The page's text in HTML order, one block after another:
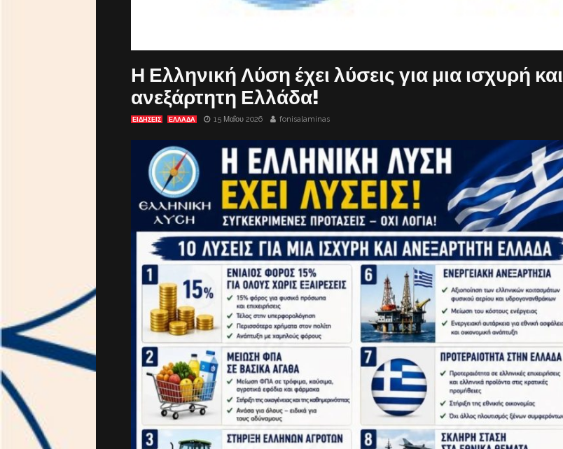
Η Ελληνική Λύση έχει λύσεις για μια ισχυρή και
ανεξάρτητη Ελλάδα!
ΕΙΔΗΣΕΙΣ ΕΛΛΑΔΑ 15 Μαΐου 2026 fonisalaminas